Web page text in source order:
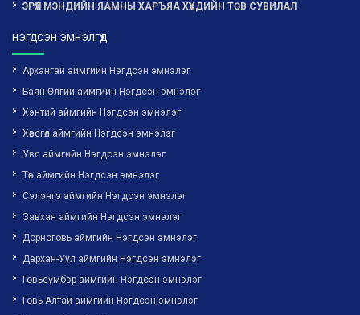
ЭРҮҮЛ МЭНДИЙН ЯАМНЫ ХАРЪЯА ХҮҮХДИЙН ТӨВ СУВИЛАЛ
НЭГДСЭН ЭМНЭЛГҮҮД
Архангай аймгийн Нэгдсэн эмнэлэг
Баян-Өлгий аймгийн Нэгдсэн эмнэлэг
Хэнтий аймгийн Нэгдсэн эмнэлэг
Хөвсгөл аймгийн Нэгдсэн эмнэлэг
Увс аймгийн Нэгдсэн эмнэлэг
Төв аймгийн Нэгдсэн эмнэлэг
Сэлэнгэ аймгийн Нэгдсэн эмнэлэг
Завхан аймгийн Нэгдсэн эмнэлэг
Дорноговь аймгийн Нэгдсэн эмнэлэг
Дархан-Уул аймгийн Нэгдсэн эмнэлэг
Говьсүмбэр аймгийн Нэгдсэн эмнэлэг
Говь-Алтай аймгийн Нэгдсэн эмнэлэг